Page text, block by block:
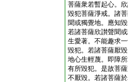
菩薩衆若暫起心。
毀犯菩薩淨戒。諸
聞或獨覺地。應知
若諸菩薩欣讃聲聞
生愛著。不能趣求
毀犯。若諸菩薩厭
地心生輕蔑。即障
有所毀犯。是故菩
不厭毀。若諸菩薩